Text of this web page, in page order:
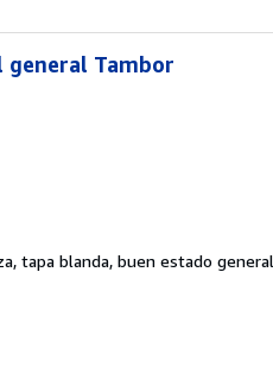
general Tambor
tapa blanda, buen estado